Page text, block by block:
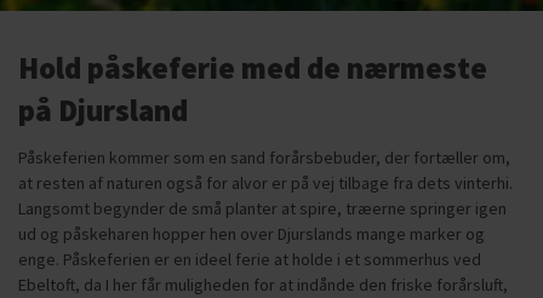
Hold påskeferie med de nærmeste
på Djursland
Påskeferien kommer som en sand forårsbebuder, der fortæller om,
at resten af naturen også for alvor er på vej tilbage fra dets vinterhi.
Langsomt begynder de små planter at spire, træerne springer igen
ud og påskeharen hopper hen over Djurslands mange marker og
enge. Påskeferien er en ideel ferie at holde i et sommerhus ved
Ebeltoft, da I her får muligheden for at indånde den friske forårsluft,